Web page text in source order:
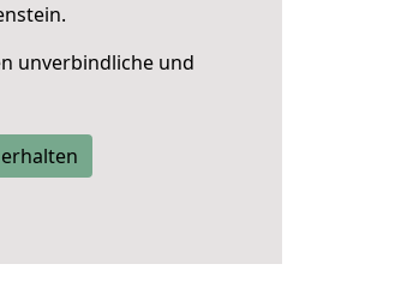
unverbindliche und